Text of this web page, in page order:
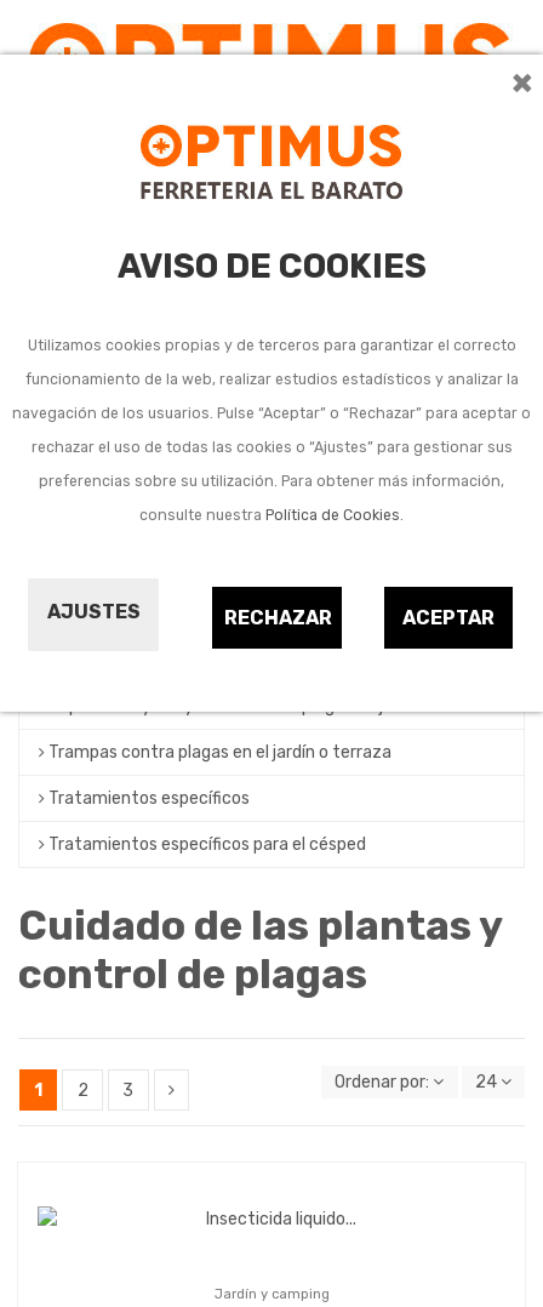
×
AVISO DE COOKIES
Utilizamos cookies propias y de terceros para garantizar el correcto
funcionamiento de la web, realizar estudios estadísticos y analizar la
navegación de los usuarios. Pulse “Aceptar” o “Rechazar” para aceptar o
rechazar el uso de todas las cookies o “Ajustes” para gestionar sus
preferencias sobre su utilización. Para obtener más información,
consulte nuestra Política de Cookies.
AJUSTES ACEPTAR
RECHAZAR
Listado de subcategorías en Cuidado de las plantas y
Ahuyentadores de pájaros
Herbicidas generales y selectivos
Trampas contra plagas en el jardín o terraza
Tratamientos específicos
Tratamientos específicos para el césped
Cuidado de las plantas y
control de plagas
1 2 3 Ordenar por: 24
Jardín y camping